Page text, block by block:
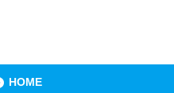
HOME